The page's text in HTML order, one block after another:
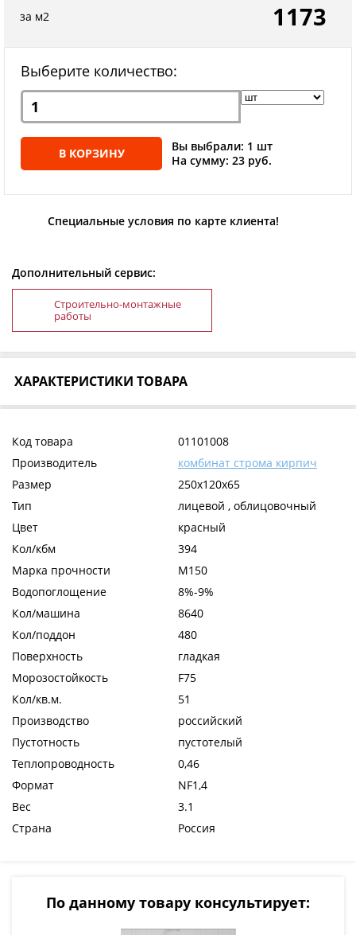
за м2 1173
Выберите количество:
В КОРЗИНУ
Вы выбрали: 1 шт
На сумму: 23 руб.
Специальные условия по карте клиента!
Дополнительный сервис:
Строительно-монтажные
работы
ХАРАКТЕРИСТИКИ ТОВАРА
Код товара
01101008
Производитель
комбинат строма кирпич
Размер
250x120x65
Тип
лицевой , облицовочный
Цвет
красный
Кол/кбм
394
Марка прочности
М150
Водопоглощение
8%-9%
Кол/машина
8640
Кол/поддон
480
Поверхность
гладкая
Морозостойкость
F75
Кол/кв.м.
51
Производство
российский
Пустотность
пустотелый
Теплопроводность
0,46
Формат
NF1,4
Вес
3.1
Страна
Россия
По данному товару консультирует: